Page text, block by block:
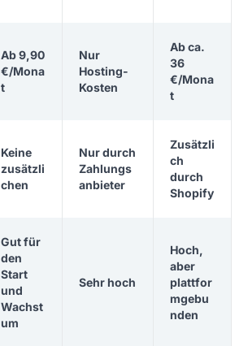
Ab 9,90
€/Mona
t
Nur
Hosting-
Kosten
Ab ca.
36
€/Mona
t
Keine
zusätzli
chen
Nur durch
Zahlungs
anbieter
Zusätzli
ch
durch
Shopify
Gut für
den
Start
und
Wachst
um
Sehr hoch
Hoch,
aber
plattfor
mgebu
nden